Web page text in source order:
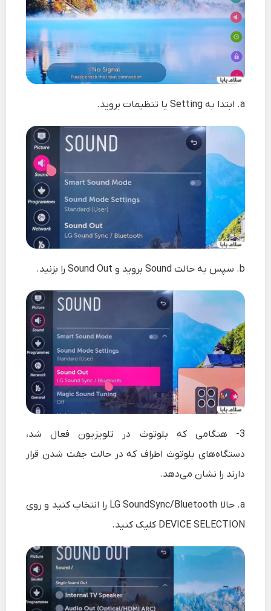
a. ابتدا به Settingیا تنظیمات بروید.
b. سپس به حالت Soundبروید و Sound Outرا بزنید.
3-
هنگامی که بلوتوث در تلویزیون فعال شد،
دستگاه‌های بلوتوث اطراف که در حالت جفت شدن قرار
دارند را نشان می‌دهد.
a. حالا LG SoundSync/Bluetooth را انتخاب کنید و روی
DEVICE SELECTION کلیک کنید.